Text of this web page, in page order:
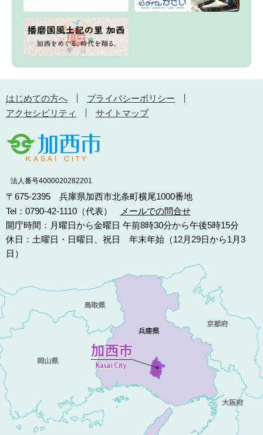
はじめての方へ
プライバシーポリシー
アクセシビリティ
サイトマップ
法人番号4000020282201
〒675-2395 兵庫県加西市北条町横尾1000番地
Tel：0790-42-1110（代表）
メールでの問合せ
開庁時間：月曜日から金曜日 午前8時30分から午後5時15分
休日：土曜日・日曜日、祝日 年末年始（12月29日から1月3
日）